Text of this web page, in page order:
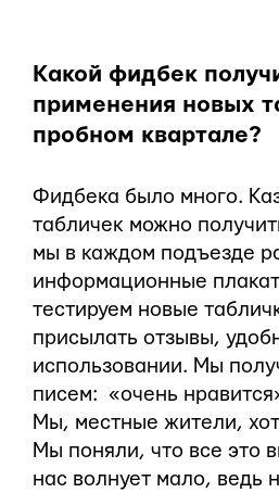
Какой фидбек
применения новых
пробном квартале?
Фидбека было много.
табличек можно
мы в каждом подъезде
информационные
тестируем новые
присылать отзывы,
использовании. Мы
писем: «очень
Мы, местные жители,
Мы поняли, что все это
нас волнует мало, ведь